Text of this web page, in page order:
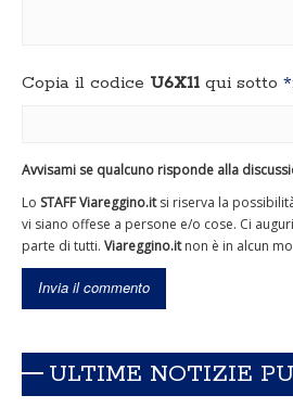
Copia il codice U6X11 qui sotto *:
Avvisami se qualcuno risponde alla
Lo STAFF Viareggino.itsi riserva la
vi siano offese a persone e/o cose. Ci
parte di tutti. Viareggino.itnon è in alcun
ULTIME NOTIZIE